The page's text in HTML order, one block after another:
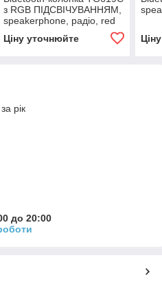
з RGB ПІДСВІЧУВАННЯМ,
speakerphone, радіо, red
Ціну уточнюйте
рік
до 20:00